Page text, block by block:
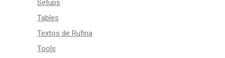
Setups
Tables
Textos de Rufina
Tools